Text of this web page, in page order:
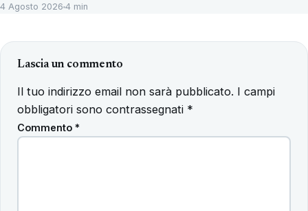
4 Agosto 2026 4 min
Lascia un commento
Il tuo indirizzo email non sarà pubblicato. I campi
obbligatori sono contrassegnati *
Commento *